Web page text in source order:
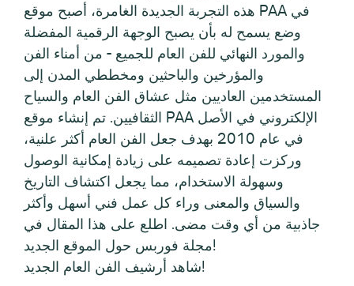
هذه التجربة الجديدة الغامرة، أصبح موقع PAA في
وضع يسمح له بأن يصبح الوجهة الرقمية المفضلة
والمورد النهائي للفن العام للجميع - من أمناء الفن
والمؤرخين والباحثين ومخططي المدن إلى
المستخدمين العاديين مثل عشاق الفن العام والسياح
الثقافيين. تم إنشاء موقع PAA الإلكتروني في الأصل
في عام 2010 بهدف جعل الفن العام أكثر علنية،
وركزت إعادة تصميمه على زيادة إمكانية الوصول
وسهولة الاستخدام، مما يجعل اكتشاف التاريخ
والسياق والمعنى وراء كل عمل فني أسهل وأكثر
جاذبية من أي وقت مضى. اطلع على هذا المقال في
مجلة فوربس حول الموقع الجديد!
شاهد أرشيف الفن العام الجديد!